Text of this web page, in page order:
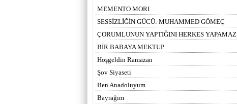
MEMENTO MORI
SESSİZLİĞİN GÜCÜ: MUHAMMED GÖMEÇ
ÇORUMLUNUN YAPTIĞINI HERKES YAPAMAZ
BİR BABAYA MEKTUP
Hoşgeldin Ramazan
Şov Siyaseti
Ben Anadoluyum
Bayrağım